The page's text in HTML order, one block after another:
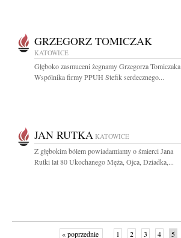
GRZEGORZ TOMICZAK
KATOWICE
Głęboko zasmuceni żegnamy Grzegorza Tomiczaka
Wspólnika firmy PPUH Stefik serdecznego...
JAN RUTKA KATOWICE
Z głębokim bólem powiadamiamy o śmierci Jana
Rutki lat 80 Ukochanego Męża, Ojca, Dziadka,...
« poprzednie 1 2 3 4 5